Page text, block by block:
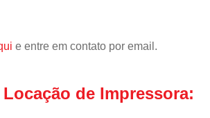
e entre em contato por email.
de Impressora: